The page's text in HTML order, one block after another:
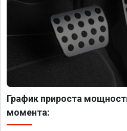
График прироста
момента: